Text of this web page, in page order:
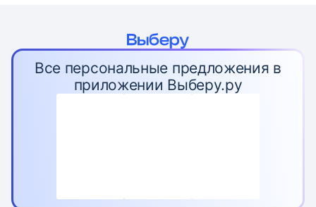
Все персональные предложения в
приложении Выберу.ру